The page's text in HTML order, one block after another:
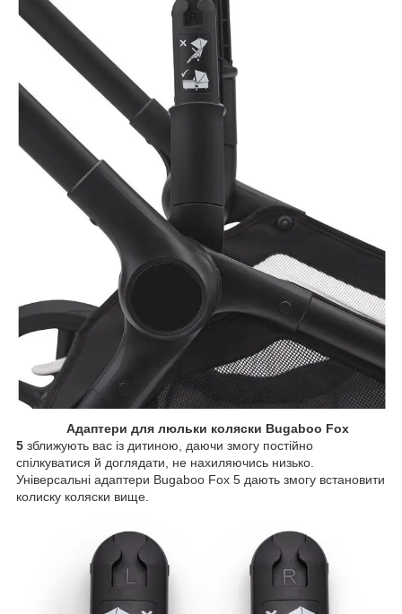
Адаптери для люльки коляски Bugaboo Fox
5 зближують вас із дитиною, даючи змогу постійно
спілкуватися й доглядати, не нахиляючись низько.
Універсальні адаптери Bugaboo Fox 5 дають змогу встановити
колиску коляски вище.